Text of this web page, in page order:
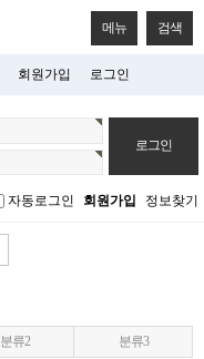
메뉴 검색
회원가입 로그인
자동로그인 회원가입 정보찾기
분류2 분류3